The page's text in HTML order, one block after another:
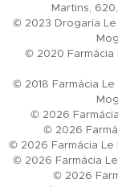
Martins,
© 2023 Drogaria Le
© 2020 Farmácia
© 2018 Farmácia
© 2026
© 2026
© 2026 Farmácia
© 2026 Farmácia
© 2026